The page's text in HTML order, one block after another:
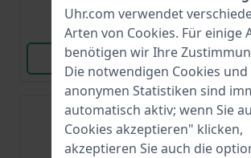
Vergleichen
Produkt ansehen
-50%
Uhr.com verwendet
Arten von Cookies. Für einige
benötigen wir Ihre
Die notwendigen Cookies und
anonymen Statistiken sind
automatisch aktiv; wenn Sie
Cookies akzeptieren" klicken,
akzeptieren Sie auch die